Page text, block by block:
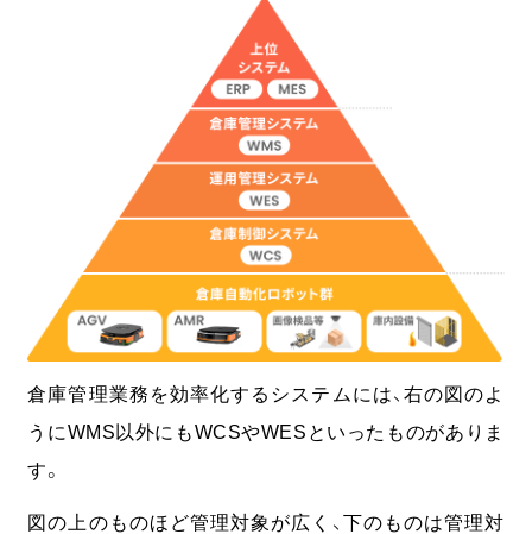
倉庫管理業務を効率化するシステムには、右の図のよ
うにWMS以外にもWCSやWESといったものがありま
す。
図の上のものほど管理対象が広く、下のものは管理対